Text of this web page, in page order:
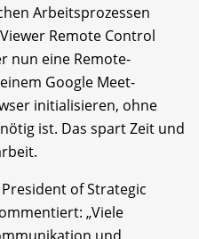
Arbeitsprozessen
Remote Control
nun eine Remote-
Google Meet-
initialisieren, ohne
ist. Das spart Zeit und
of Strategic
„Viele